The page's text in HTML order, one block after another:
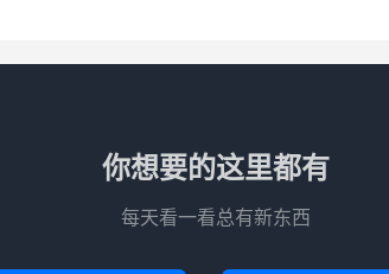
你想要的这里都有
每天看一看总有新东西